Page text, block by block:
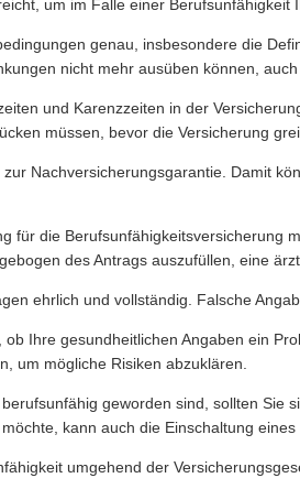
um im Falle einer Berufsunfähigkeit
genau, insbesondere die
nicht mehr ausüben können,
und Karenzzeiten in der
müssen, bevor die Versicherung
Nachversicherungsgarantie. Damit
für die Berufsunfähigkeitsversicherung
des Antrags auszufüllen, eine
ehrlich und vollständig. Falsche
Ihre gesundheitlichen Angaben ein
um mögliche Risiken abzuklären.
geworden sind, sollten Sie
kann auch die Einschaltung
umgehend der